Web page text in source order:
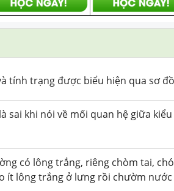
tính trạng được biểu hiện qua sơ
sai khi nói về mối quan hệ giữa
có lông trắng, riêng chòm tai,
ít lông trắng ở lưng rồi chườm